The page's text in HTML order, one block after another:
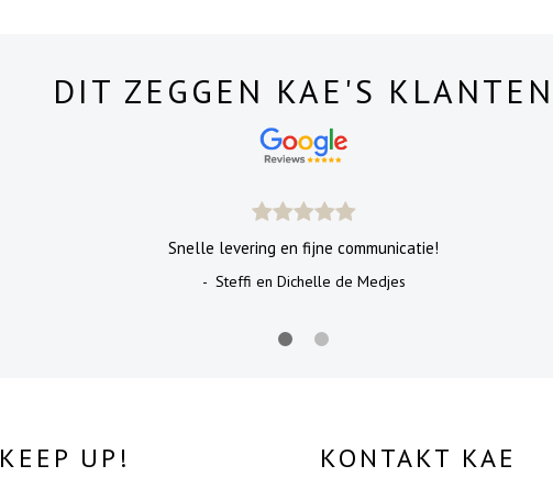
DIT ZEGGEN KAE'S KLANTEN
Snelle levering en fijne communicatie!
- Steffi en Dichelle de Medjes
KEEP UP! KONTAKT KAE